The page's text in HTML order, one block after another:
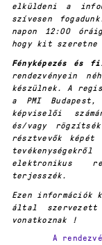
elküldeni a
szívesen
napon 12:00
hogy kit
Fényképezés és
rendezvényein
készülnek. A
a PMI Budapest,
képviselői
és/vagy
résztvevők
elektronikus
terjesszék.
Ezen információk
által szervezett
vonatkoznak !
A